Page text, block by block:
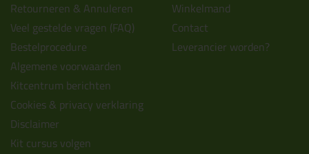
Retourneren & Annuleren
Veel gestelde vragen (FAQ)
Bestelprocedure
Algemene voorwaarden
Kitcentrum berichten
Cookies & privacy verklaring
Disclaimer
Kit cursus volgen
Winkelmand
Contact
Leverancier worden?